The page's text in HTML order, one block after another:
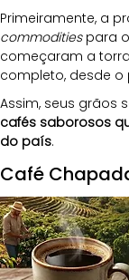
Primeiramente, a
commodities para
começaram a
completo, desde o
Assim, seus grãos
cafés saborosos
do país.
Café